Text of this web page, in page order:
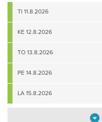
TI 11.8.2026
KE 12.8.2026
TO 13.8.2026
PE 14.8.2026
LA 15.8.2026